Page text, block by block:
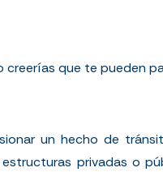
creerías que te pueden
un hecho de
privadas o